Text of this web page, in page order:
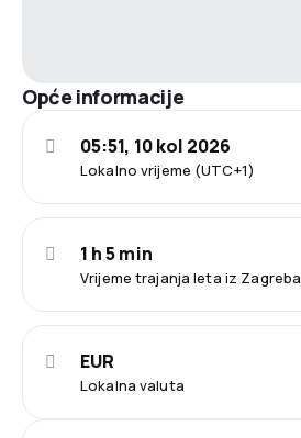
Opće informacije
Lokalno vrijeme (UTC+1)
05:51, 10 kol 2026
Vrijeme trajanja leta iz Zagreba
1 h 5 min
Lokalna valuta
EUR